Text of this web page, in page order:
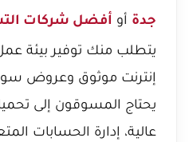
جدة أو أفضل شركات
يتطلب منك توفير بيئة
إنترنت موثوق وعروض
يحتاج المسوقون إلى
عالية، إدارة الحسابات